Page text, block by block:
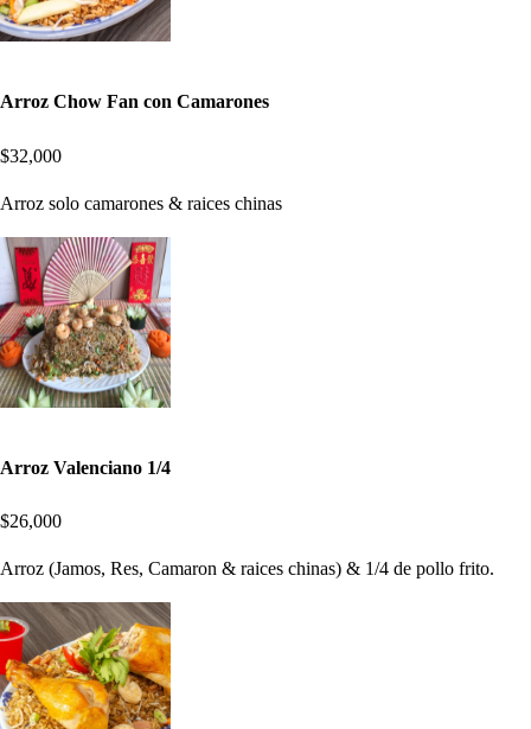
Arroz Chow Fan con Camarones
$32,000
Arroz solo camarones & raices chinas
Arroz Valenciano 1/4
$26,000
Arroz (Jamos, Res, Camaron & raices chinas) & 1/4 de pollo frito.